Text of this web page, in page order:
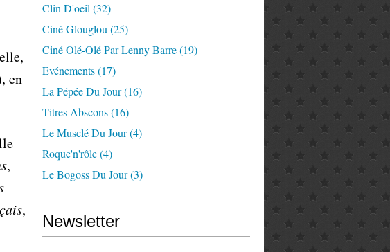
en
,
,
Clin D'oeil (32)
Ciné Glouglou (25)
Ciné Olé-Olé Par Lenny Barre(19)
Evénements(17)
La Pépée Du Jour(16)
Titres Abscons(16)
Le Musclé Du Jour(4)
Roque'n'rôle(4)
Le Bogoss Du Jour(3)
Newsletter